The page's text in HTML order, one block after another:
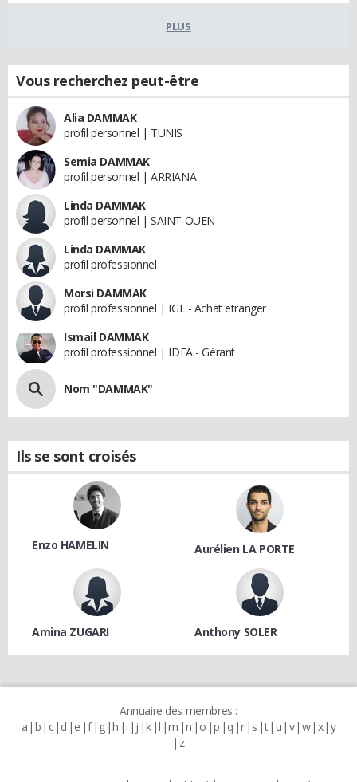
PLUS
Vous recherchez peut-être
Alia DAMMAK
profil personnel | TUNIS
Semia DAMMAK
profil personnel | ARRIANA
Linda DAMMAK
profil personnel | SAINT OUEN
Linda DAMMAK
profil professionnel
Morsi DAMMAK
profil professionnel | IGL - Achat etranger
Ismail DAMMAK
profil professionnel | IDEA - Gérant
Nom "DAMMAK"
Ils se sont croisés
Enzo HAMELIN Aurélien LA PORTE
Amina ZUGARI Anthony SOLER
Annuaire des membres :
a b c d e f g h i j k l m n o p q r s t u v w x y
z